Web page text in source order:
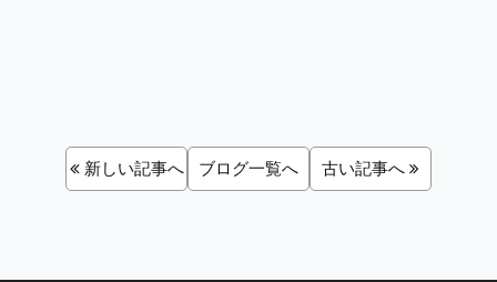
新しい記事へ ブログ一覧へ 古い記事へ